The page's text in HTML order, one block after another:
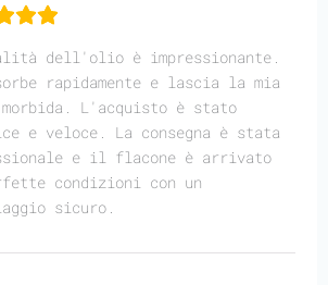
dell'olio è impressionante.
rapidamente e lascia la mia
L'acquisto è stato
e veloce. La consegna è stata
e il flacone è arrivato
condizioni con un
sicuro.